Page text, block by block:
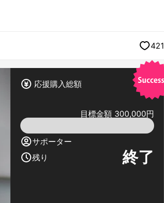
421
応援購入総額
目標金額 300,000円
サポーター
残り
終了